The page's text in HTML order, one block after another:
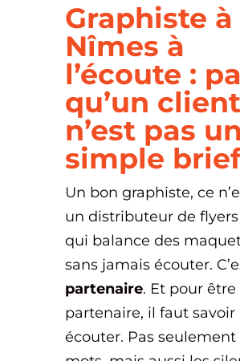
Graphiste à
Nîmes à
l’écoute :
qu’un client
n’est pas un
simple
Un bon graphiste, ce
un distributeur de
qui balance des
sans jamais écouter.
partenaire. Et pour être
partenaire, il faut savoir
écouter. Pas seulement